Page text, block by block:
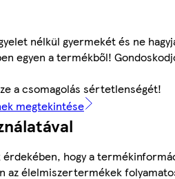
nélkül gyermekét és ne
egyen a termékből!
a csomagolás sértetlenségét!
megtekintése
érdekében, hogy a
az élelmiszertermékek